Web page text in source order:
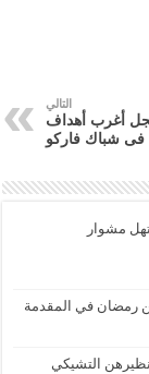
التالي
أغرب أهداف
فى شباك فاركو
مشوار
التشيكي